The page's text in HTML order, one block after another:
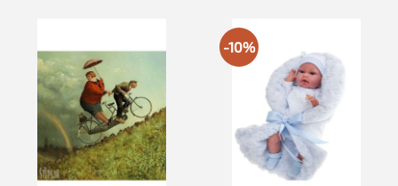
-10%